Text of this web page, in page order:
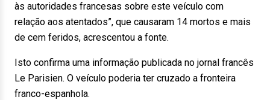
às autoridades francesas sobre este veículo com
relação aos atentados”, que causaram 14 mortos e mais
de cem feridos, acrescentou a fonte.
Isto confirma uma informação publicada no jornal francês
Le Parisien. O veículo poderia ter cruzado a fronteira
franco-espanhola.